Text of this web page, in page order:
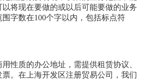
将现在要做的或以后可能要做的业务
字数在100个字以内，包括标点符
用性质的办公地址，需提供租赁协议、
。在上海开发区注册贸易公司，我们